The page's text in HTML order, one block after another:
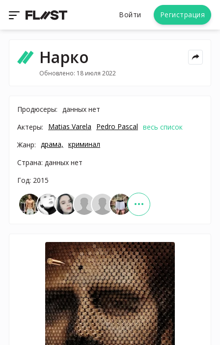
Войти Регистрация
Нарко
Обновлено: 18 июля 2022
Продюсеры:
данных нет
Актеры:
Matias Varela Pedro Pascal весь список
Жанр:
драма, криминал
Страна: данных нет
Год: 2015